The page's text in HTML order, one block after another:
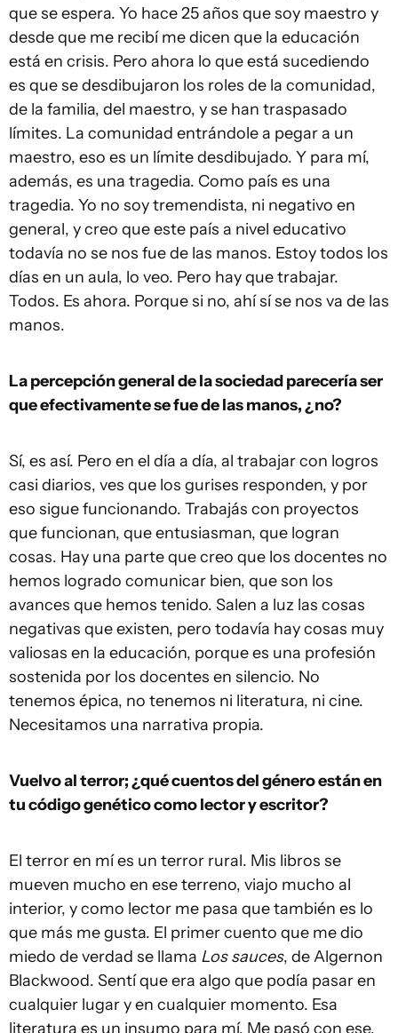
que se espera. Yo hace 25 años que soy maestro y
desde que me recibí me dicen que la educación
está en crisis. Pero ahora lo que está sucediendo
es que se desdibujaron los roles de la comunidad,
de la familia, del maestro, y se han traspasado
límites. La comunidad entrándole a pegar a un
maestro, eso es un límite desdibujado. Y para mí,
además, es una tragedia. Como país es una
tragedia. Yo no soy tremendista, ni negativo en
general, y creo que este país a nivel educativo
todavía no se nos fue de las manos. Estoy todos los
días en un aula, lo veo. Pero hay que trabajar.
Todos. Es ahora. Porque si no, ahí sí se nos va de las
manos.
La percepción general de la sociedad parecería ser
que efectivamente se fue de las manos, ¿no?
Sí, es así. Pero en el día a día, al trabajar con logros
casi diarios, ves que los gurises responden, y por
eso sigue funcionando. Trabajás con proyectos
que funcionan, que entusiasman, que logran
cosas. Hay una parte que creo que los docentes no
hemos logrado comunicar bien, que son los
avances que hemos tenido. Salen a luz las cosas
negativas que existen, pero todavía hay cosas muy
valiosas en la educación, porque es una profesión
sostenida por los docentes en silencio. No
tenemos épica, no tenemos ni literatura, ni cine.
Necesitamos una narrativa propia.
Vuelvo al terror; ¿qué cuentos del género están en
tu código genético como lector y escritor?
El terror en mí es un terror rural. Mis libros se
mueven mucho en ese terreno, viajo mucho al
interior, y como lector me pasa que también es lo
que más me gusta. El primer cuento que me dio
miedo de verdad se llama Los sauces, de Algernon
Blackwood. Sentí que era algo que podía pasar en
cualquier lugar y en cualquier momento. Esa
literatura es un insumo para mí. Me pasó con ese,